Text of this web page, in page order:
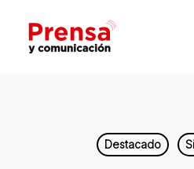
main
Destacado